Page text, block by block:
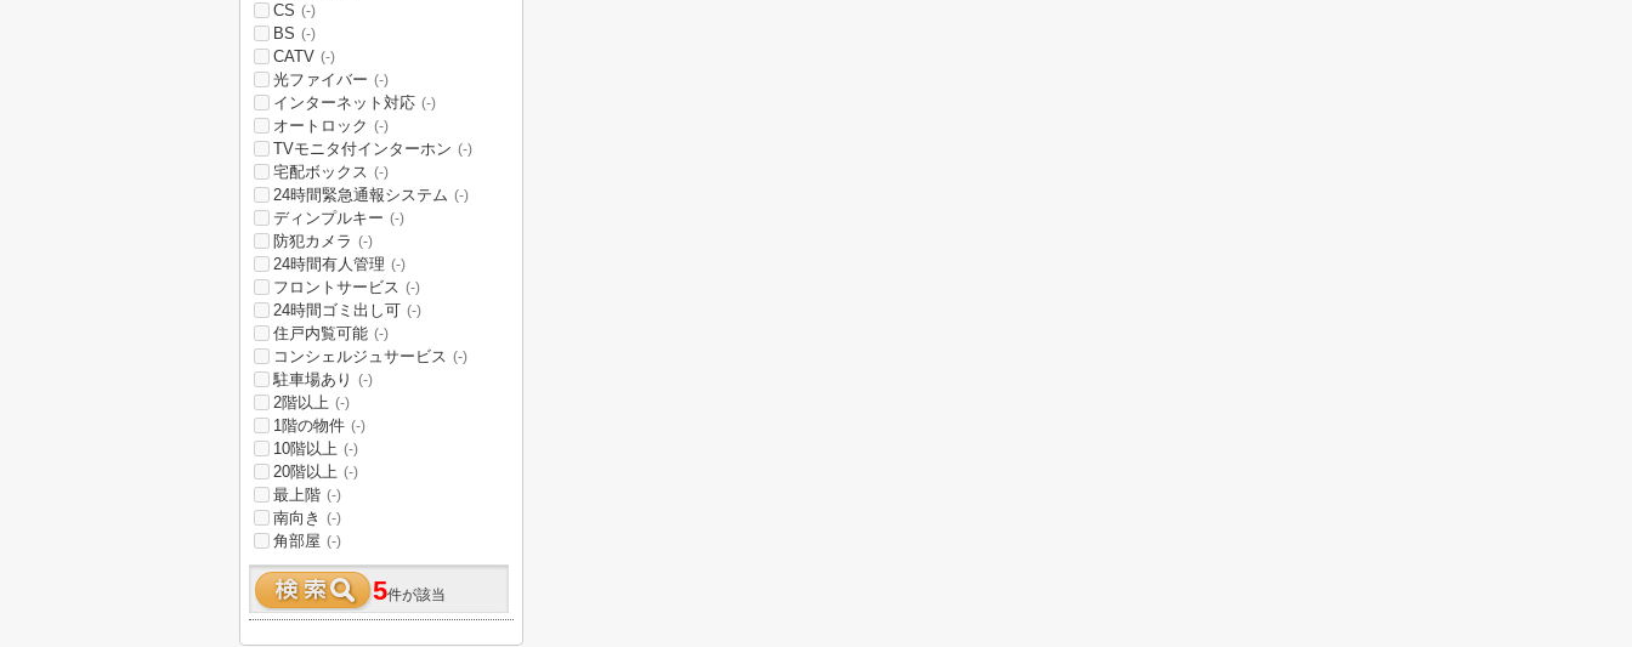
CS (-)
BS (-)
CATV (-)
光ファイバー (-)
インターネット対応 (-)
オートロック (-)
TVモニタ付インターホン (-)
宅配ボックス (-)
24時間緊急通報システム (-)
ディンプルキー (-)
防犯カメラ (-)
24時間有人管理 (-)
フロントサービス (-)
24時間ゴミ出し可 (-)
住戸内覧可能 (-)
コンシェルジュサービス (-)
駐車場あり (-)
2階以上 (-)
1階の物件 (-)
10階以上 (-)
20階以上 (-)
最上階 (-)
南向き (-)
角部屋 (-)
5件が該当